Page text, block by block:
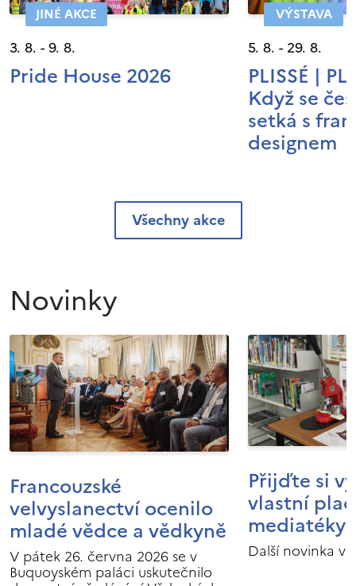
JINÉ AKCE
3. 8. - 9. 8.
Pride House 2026
VÝSTAVA
5. 8. - 29. 8.
PLISSÉ |
Když se
setká s
designem
Všechny akce
Novinky
Francouzské
velvyslanectví ocenilo
mladé vědce a vědkyně
V pátek 26. června 2026 se v
Buquoyském paláci uskutečnilo
Přijďte si
vlastní
mediatéky
Další novinka v